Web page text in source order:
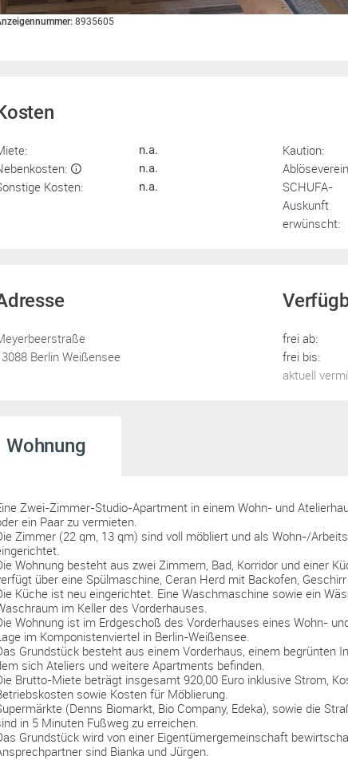
8935605
n.a.
n.a.
Kosten: n.a.
Kaution:
SCHUFA-
Auskunft
erwünscht:
Berlin Weißensee
frei ab:
frei bis:
aktuell
Wohnung
Zwei-Zimmer-Studio-Apartment in einem Wohn- und
ein Paar zu vermieten.
Zimmer (22 qm, 13 qm) sind voll möbliert und als Wohn-/
Wohnung besteht aus zwei Zimmern, Bad, Korridor und einer
über eine Spülmaschine, Ceran Herd mit Backofen,
Küche ist neu eingerichtet. Eine Waschmaschine sowie ein
im Keller des Vorderhauses.
Wohnung ist im Erdgeschoß des Vorderhauses eines Wohn-
im Komponistenviertel in Berlin-Weißensee.
Grundstück besteht aus einem Vorderhaus, einem begrünten
sich Ateliers und weitere Apartments befinden.
Brutto-Miete beträgt insgesamt 920,00 Euro inklusive Strom,
sowie Kosten für Möblierung.
(Denns Biomarkt, Bio Company, Edeka), sowie die
in 5 Minuten Fußweg zu erreichen.
Grundstück wird von einer Eigentümergemeinschaft
sind Bianka und Jürgen.